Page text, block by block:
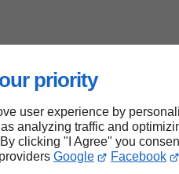
priority
user experience by
analyzing traffic and
clicking "I Agree" you
Google Facebook